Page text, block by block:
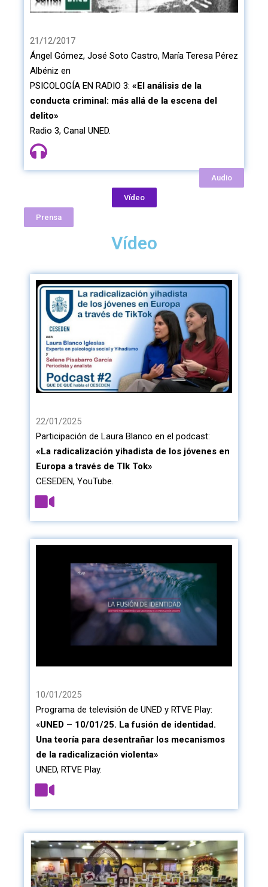
21/12/2017
Ángel Gómez, José Soto Castro, María Teresa Pérez
Albéniz en
PSICOLOGÍA EN RADIO 3: «El análisis de la
conducta criminal: más allá de la escena del
delito»
Radio 3, Canal UNED.
Audio
Vídeo
Prensa
Vídeo
22/01/2025
Participación de Laura Blanco en el podcast:
«La radicalización yihadista de los jóvenes en
Europa a través de TIk Tok»
CESEDEN, YouTube.
10/01/2025
Programa de televisión de UNED y RTVE Play:
«UNED – 10/01/25. La fusión de identidad.
Una teoría para desentrañar los mecanismos
de la radicalización violenta»
UNED, RTVE Play.